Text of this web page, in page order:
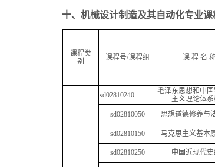
十、 机械设计制造及其自动化专业
课程类
别
课程号/课程组 课 程 名
sd02810240
毛泽东思想和中
主义理论体
sd02810050 思想道德修养与
sd02810150 马克思主义基本
sd02810250 中国近现代